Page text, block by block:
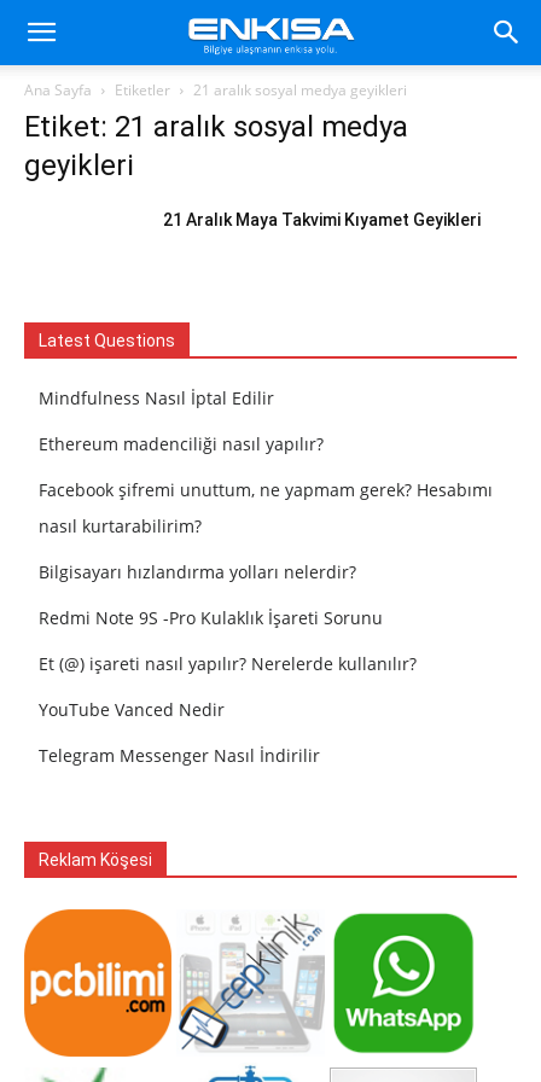
Ana Sayfa Etiketler 21 aralık sosyal medya geyikleri
Etiket: 21 aralık sosyal medya
geyikleri
21 Aralık Maya Takvimi Kıyamet Geyikleri
Latest Questions
Mindfulness Nasıl İptal Edilir
Ethereum madenciliği nasıl yapılır?
Facebook şifremi unuttum, ne yapmam gerek? Hesabımı
nasıl kurtarabilirim?
Bilgisayarı hızlandırma yolları nelerdir?
Redmi Note 9S -Pro Kulaklık İşareti Sorunu
Et (@) işareti nasıl yapılır? Nerelerde kullanılır?
YouTube Vanced Nedir
Telegram Messenger Nasıl İndirilir
Reklam Köşesi